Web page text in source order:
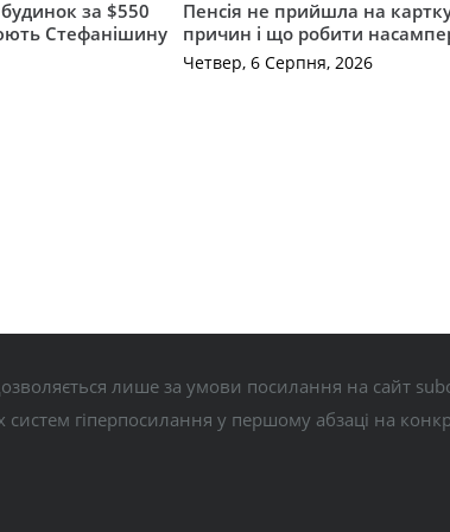
за $550
Стефанішину
Пенсія не прийшла на
причин і що робити
Четвер, 6 Серпня, 2026
лише за умови посилання на сайт
гіперпосилання у першому абзаці на